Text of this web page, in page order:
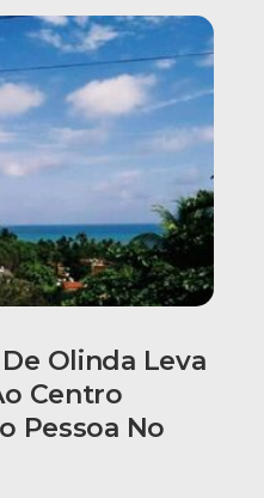
Olinda Leva
Centro
Pessoa No